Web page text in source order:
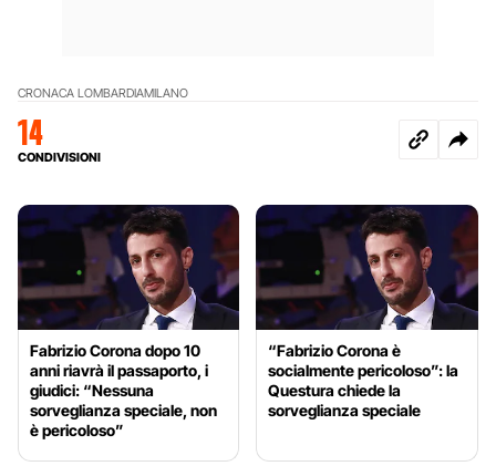
CRONACA LOMBARDIAMILANO
14
CONDIVISIONI
Fabrizio Corona dopo 10
anni riavrà il passaporto, i
giudici: “Nessuna
sorveglianza speciale, non
è pericoloso”
“Fabrizio Corona è
socialmente pericoloso”: la
Questura chiede la
sorveglianza speciale